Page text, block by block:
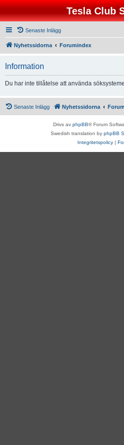
Tesla Club
Senaste Inlägg
Nyhetssidorna Forumindex
Information
Du har inte tillåtelse att använda
Senaste Inlägg Nyhetssidorna
Drivs av phpBB® Forum
Swedish translation by phpBB
Integritetspolicy |